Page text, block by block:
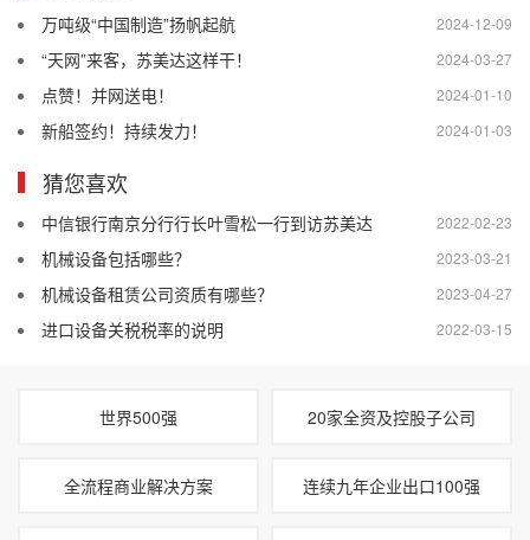
2024-12-09
万吨级“中国制造”扬帆起航
2024-03-27
“天网”来客，苏美达这样干！
2024-01-10
点赞！并网送电！
2024-01-03
新船签约！持续发力！
猜您喜欢
2022-02-23
中信银行南京分行行长叶雪松一行到访苏美达
2023-03-21
机械设备包括哪些？
2023-04-27
机械设备租赁公司资质有哪些？
2022-03-15
进口设备关税税率的说明
世界500强 20家全资及控股子公司
全流程商业解决方案 连续九年企业出口100强